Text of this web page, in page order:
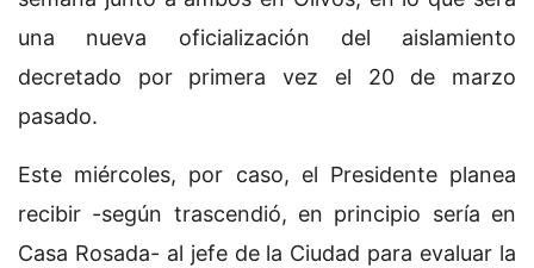
una nueva oficialización del aislamiento
decretado por primera vez el 20 de marzo
pasado.
Este miércoles, por caso, el Presidente planea
recibir -según trascendió, en principio sería en
Casa Rosada- al jefe de la Ciudad para evaluar la